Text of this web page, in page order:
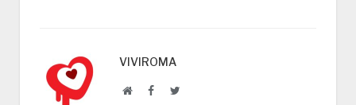
VIVIROMA
WebsiteFacebookTwitter